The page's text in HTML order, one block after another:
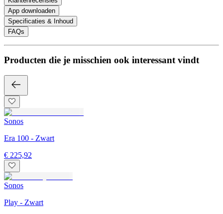
App downloaden
Specificaties & Inhoud
FAQs
Producten die je misschien ook interessant vindt
Sonos
Era 100 - Zwart
€ 225,92
Sonos
Play - Zwart